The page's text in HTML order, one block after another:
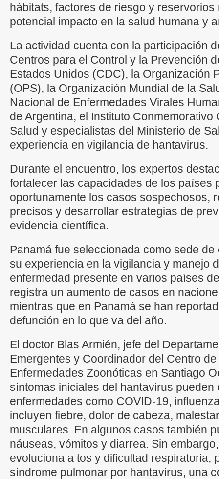
hábitats, factores de riesgo y
potencial impacto en la salud humana y
La actividad cuenta con la participación
Centros para el Control y la Prevención
Estados Unidos (CDC), la Organización
(OPS), la Organización Mundial de la
Nacional de Enfermedades Virales
de Argentina, el Instituto
Salud y especialistas del Ministerio de
experiencia en vigilancia de hantavirus.
Durante el encuentro, los expertos
fortalecer las capacidades de los países
oportunamente los casos sospechosos,
precisos y desarrollar estrategias de
evidencia científica.
Panamá fue seleccionada como sede
su experiencia en la vigilancia y manejo
enfermedad presente en varios países
registra un aumento de casos en
mientras que en Panamá se han
defunción en lo que va del año.
El doctor Blas Armién, jefe del
Emergentes y Coordinador del Centro
Enfermedades Zoonóticas en Santiago
síntomas iniciales del hantavirus pueden
enfermedades como COVID-19,
incluyen fiebre, dolor de cabeza,
musculares. En algunos casos también
náuseas, vómitos y diarrea. Sin
evoluciona a tos y dificultad respiratoria,
síndrome pulmonar por hantavirus, una